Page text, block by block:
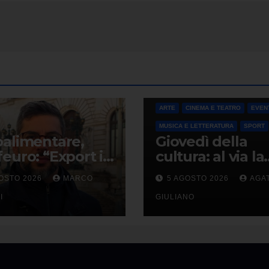
“Export in
Paghiamo
Italia con Usa”
2026 MARCO
ARTE CINEMA E TEATRO
MUSICA E LETTERATURA SPORT
Giovedì della
cultura: al via la
nuova stagione
29
ottobre a
5 AGOSTO 2026
GIULIANO